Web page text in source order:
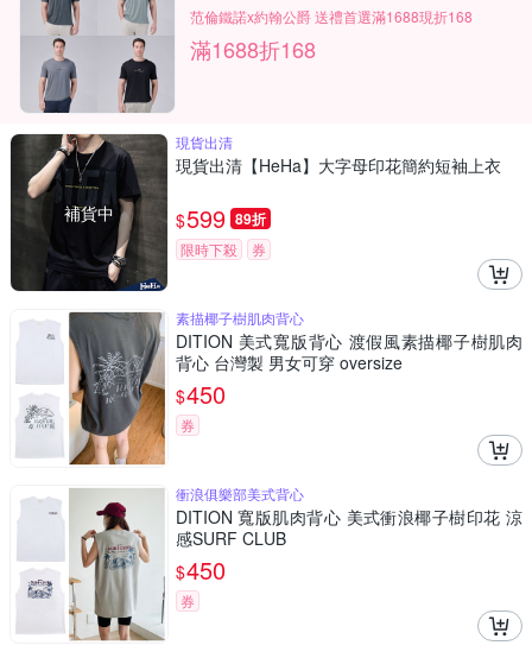
范倫鐵諾x約翰公爵 送禮首選滿1688現折168
滿1688折168
補貨中
現貨出清
現貨出清【HeHa】大字母印花簡約短袖上衣
$599 89折
限時下殺 券
素描椰子樹肌肉背心
DITION 美式寬版背心 渡假風素描椰子樹肌肉
背心 台灣製 男女可穿 oversize
$450
券
衝浪俱樂部美式背心
DITION 寬版肌肉背心 美式衝浪椰子樹印花 涼
感SURF CLUB
$450
券